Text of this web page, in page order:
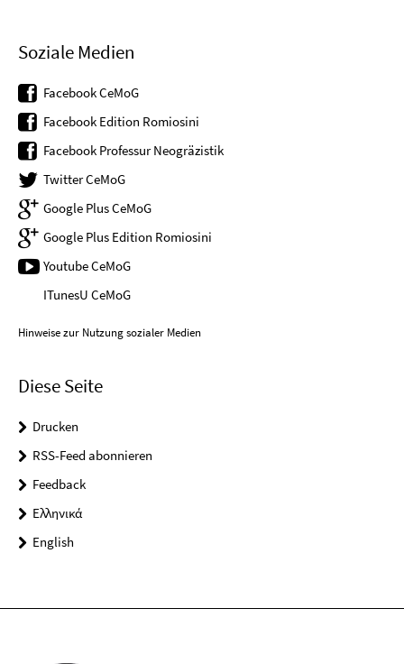
Soziale Medien
Facebook CeMoG
Facebook Edition Romiosini
Facebook Professur Neogräzistik
Twitter CeMoG
Google Plus CeMoG
Google Plus Edition Romiosini
Youtube CeMoG
ITunesU CeMoG
Hinweise zur Nutzung sozialer Medien
Diese Seite
Drucken
RSS-Feed abonnieren
Feedback
Ελληνικά
English